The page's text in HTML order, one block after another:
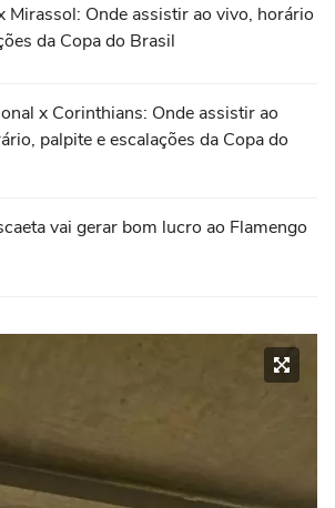
Mirassol: Onde assistir ao vivo, horário
da Copa do Brasil
x Corinthians: Onde assistir ao
palpite e escalações da Copa do
vai gerar bom lucro ao Flamengo